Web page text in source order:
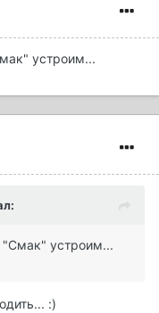
устроим...
"Смак" устроим...
:)